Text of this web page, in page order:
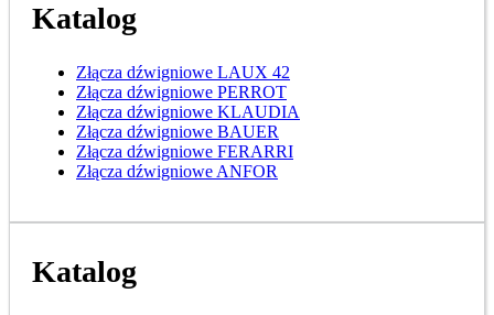
Katalog
Złącza dźwigniowe LAUX 42
Złącza dźwigniowe PERROT
Złącza dźwigniowe KLAUDIA
Złącza dźwigniowe BAUER
Złącza dźwigniowe FERARRI
Złącza dźwigniowe ANFOR
Katalog